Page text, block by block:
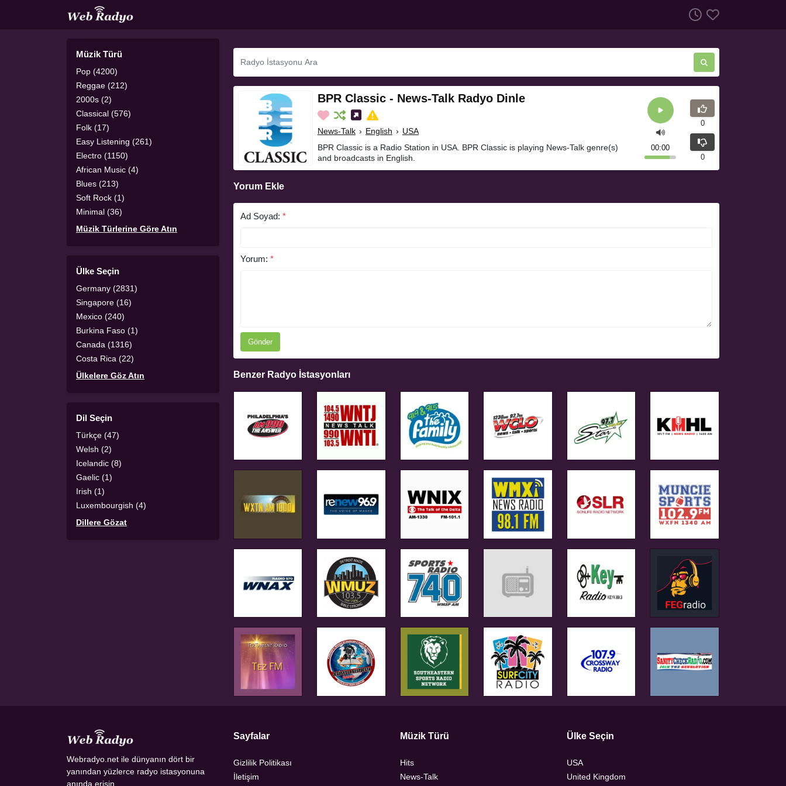
Müzik Türü
Pop (4200)
Reggae (212)
2000s (2)
Classical (576)
Folk (17)
Easy Listening (261)
Electro (1150)
African Music (4)
Blues (213)
Soft Rock (1)
Minimal (36)
Müzik Türlerine Göre Atın
Ülke Seçin
Germany (2831)
Singapore (16)
Mexico (240)
Burkina Faso (1)
Canada (1316)
Costa Rica (22)
Ülkelere Göz Atın
Dil Seçin
Türkçe (47)
Welsh (2)
Icelandic (8)
Gaelic (1)
Irish (1)
Luxembourgish (4)
Dillere Gözat
BPR Classic - News-Talk Radyo Dinle
News-Talk › English › USA
BPR Classic is a Radio Station in USA. BPR Classic is playing News-Talk genre(s)
and broadcasts in English.
00:00
0
0
Yorum Ekle
Ad Soyad: *
Yorum: *
Gönder
Benzer Radyo İstasyonları
Webradyo.net ile dünyanın dört bir
yanından yüzlerce radyo istasyonuna
anında erişin.
Sayfalar
Gizlilik Politikası
İletişim
Müzik Türü
Hits
News-Talk
Ülke Seçin
USA
United Kingdom